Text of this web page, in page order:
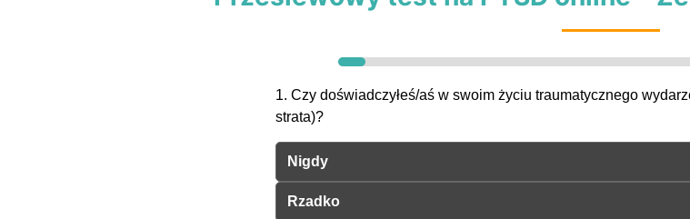
1. Czy doświadczyłeś/aś w swoim życiu traumatycznego
strata)?
Nigdy
Rzadko